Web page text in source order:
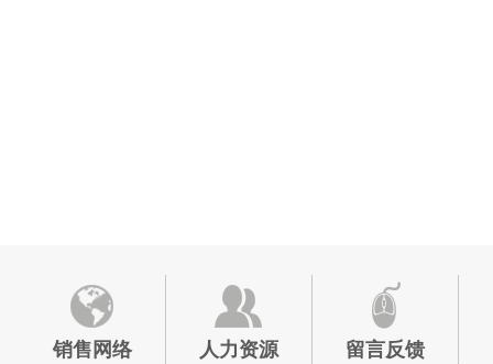
销售网络 人力资源 留言反馈